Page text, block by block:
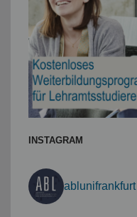
INSTAGRAM
ablunifrankfurt